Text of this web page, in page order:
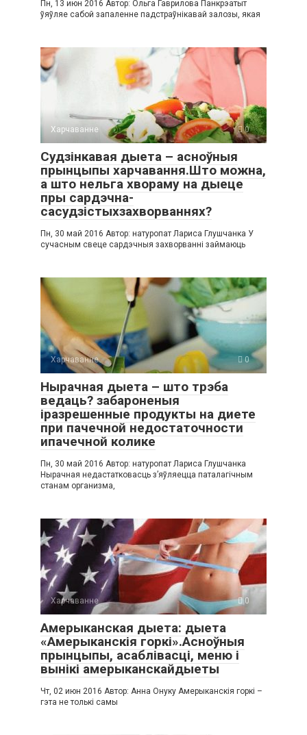
Пн, 13 июн 2016 Автор: Ольга Гаврилова Панкрэатыт
ўяўляе сабой запаленне падстраўнікавай залозы, якая
Харчаванне 0
Судзінкавая дыета – асноўныя
прынцыпы харчавання.Што можна,
а што нельга хвораму на дыеце
пры сардэчна-
сасудзістыхзахворваннях?
Пн, 30 май 2016 Автор: натуропат Лариса Глушчанка У
сучасным свеце сардэчныя захворванні займаюць
Харчаванне 0
Нырачная дыета – што трэба
ведаць? забароненыя
іразрешенные продукты на диете
при пачечной недостаточности
ипачечной колике
Пн, 30 май 2016 Автор: натуропат Лариса Глушчанка
Нырачная недастатковасць з’яўляецца паталагічным
станам организма,
Харчаванне 0
Амерыканская дыета: дыета
«Амерыканскія горкі».Асноўныя
прынцыпы, асаблівасці, меню і
вынікі амерыканскайдыеты
Чт, 02 июн 2016 Автор: Анна Онуку Амерыканскія горкі –
гэта не толькі самы